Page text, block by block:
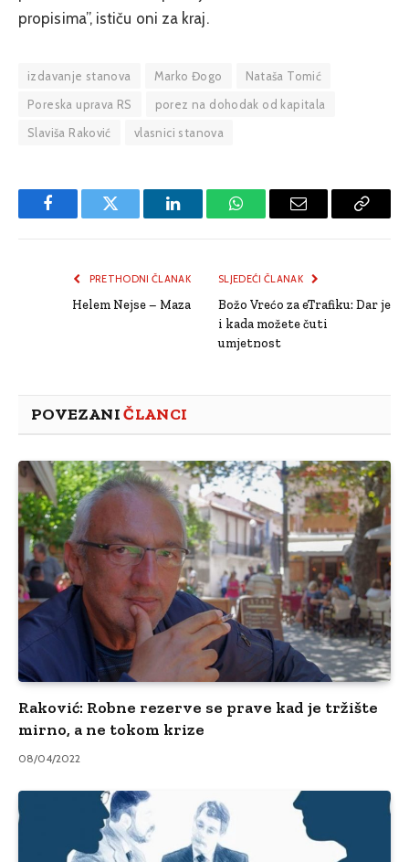
propisima”, ističu oni za kraj.
izdavanje stanova Marko Đogo
Nataša Tomić
Poreska uprava RS
porez na dohodak od kapitala
Slaviša Raković
vlasnici stanova
FacebookTwitter LinkedInWhatsAppEmail
Copy
PRETHODNI ČLANAK
Helem Nejse – Maza
SLJEDEĆI ČLANAK
Božo Vrećo za eTrafiku: Dar je
i kada možete čuti
umjetnost
POVEZANIČLANCI
Raković: Robne rezerve se prave kad je tržište
mirno, a ne tokom krize
08/04/2022